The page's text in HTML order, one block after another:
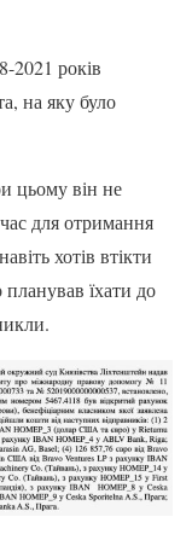
2021 років
на яку було
цьому він не
для отримання
хотів втікти
їхати до